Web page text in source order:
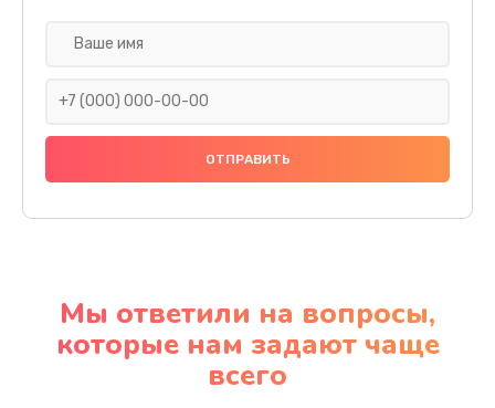
Мы ответили на вопросы,
которые нам задают чаще
всего